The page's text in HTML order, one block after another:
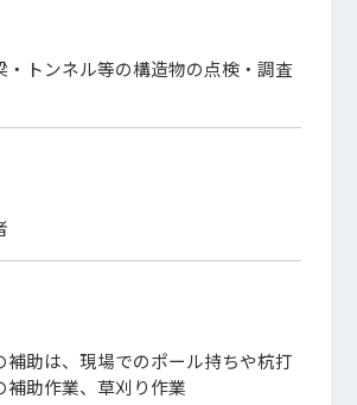
・トンネル等の構造物の点検・調査
補助は、現場でのポール持ちや杭打
補助作業、草刈り作業